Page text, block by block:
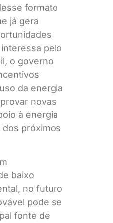
formato
já gera
pelo
o governo
da energia
novas
à energia
dos próximos
baixo
no futuro
pode se
fonte de